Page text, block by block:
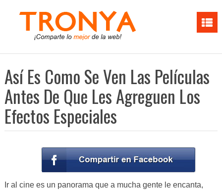
Así Es Como Se Ven Las Películas
Antes De Que Les Agreguen Los
Efectos Especiales
Ir al cine es un panorama que a mucha gente le encanta,